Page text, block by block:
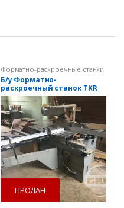
Форматно-раскроечные станки
Б/у Форматно-
раскроечный станок TKR
45 «Altendorf»
ПРОДАН